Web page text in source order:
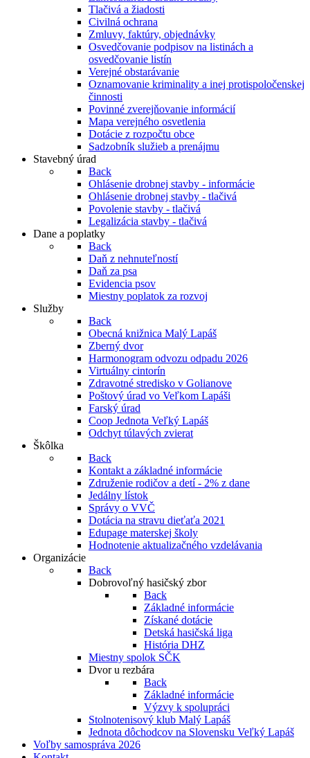
Tlačivá a žiadosti
Civilná ochrana
Zmluvy, faktúry, objednávky
Osvedčovanie podpisov na listinách a
osvedčovanie listín
Verejné obstarávanie
Oznamovanie kriminality a inej protispoločenskej
činnosti
Povinné zverejňovanie informácií
Mapa verejného osvetlenia
Dotácie z rozpočtu obce
Sadzobník služieb a prenájmu
Stavebný úrad
Back
Ohlásenie drobnej stavby - informácie
Ohlásenie drobnej stavby - tlačivá
Povolenie stavby - tlačivá
Legalizácia stavby - tlačivá
Dane a poplatky
Back
Daň z nehnuteľností
Daň za psa
Evidencia psov
Miestny poplatok za rozvoj
Služby
Back
Obecná knižnica Malý Lapáš
Zberný dvor
Harmonogram odvozu odpadu 2026
Virtuálny cintorín
Zdravotné stredisko v Golianove
Poštový úrad vo Veľkom Lapáši
Farský úrad
Coop Jednota Veľký Lapáš
Odchyt túlavých zvierat
Škôlka
Back
Kontakt a základné informácie
Združenie rodičov a detí - 2% z dane
Jedálny lístok
Správy o VVČ
Dotácia na stravu dieťaťa 2021
Edupage materskej školy
Hodnotenie aktualizačného vzdelávania
Organizácie
Back
Dobrovoľný hasičský zbor
Back
Základné informácie
Získané dotácie
Detská hasičská liga
História DHZ
Miestny spolok SČK
Dvor u rezbára
Back
Základné informácie
Výzvy k spolupráci
Stolnotenisový klub Malý Lapáš
Jednota dôchodcov na Slovensku Veľký Lapáš
Voľby samospráva 2026